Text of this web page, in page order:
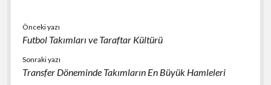
Önceki yazı
Futbol Takımları ve Taraftar Kültürü
Sonraki yazı
Transfer Döneminde Takımların En Büyük Hamleleri